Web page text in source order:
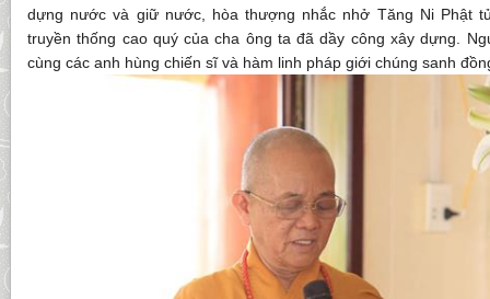
dựng nước và giữ nước, hòa thượng nhắc nhở Tăng Ni Phật
truyền thống cao quý của cha ông ta đã dầy công xây dựng.
cùng các anh hùng chiến sĩ và hàm linh pháp giới chúng sanh